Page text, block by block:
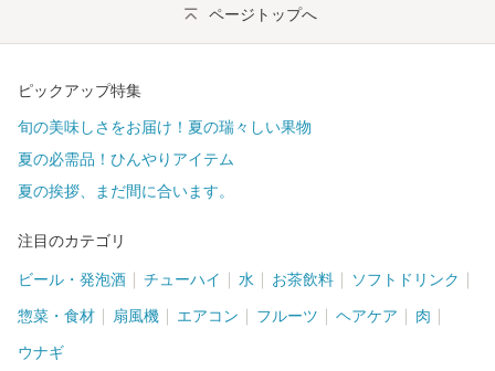
ページトップへ
ピックアップ特集
旬の美味しさをお届け！夏の瑞々しい果物
夏の必需品！ひんやりアイテム
夏の挨拶、まだ間に合います。
注目のカテゴリ
ビール・発泡酒 チューハイ 水 お茶飲料 ソフトドリンク
惣菜・食材 扇風機 エアコン フルーツ ヘアケア 肉
ウナギ